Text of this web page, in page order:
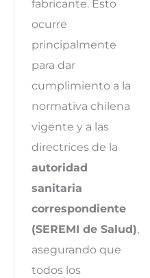
fabricante. Esto
ocurre
principalmente
para dar
cumplimiento a la
normativa chilena
vigente y a las
directrices de la
autoridad
sanitaria
correspondiente
(SEREMI de Salud),
asegurando que
todos los